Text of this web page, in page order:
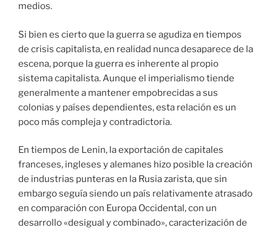
medios.
Si bien es cierto que la guerra se agudiza en tiempos
de crisis capitalista, en realidad nunca desaparece de la
escena, porque la guerra es inherente al propio
sistema capitalista. Aunque el imperialismo tiende
generalmente a mantener empobrecidas a sus
colonias y países dependientes, esta relación es un
poco más compleja y contradictoria.
En tiempos de Lenin, la exportación de capitales
franceses, ingleses y alemanes hizo posible la creación
de industrias punteras en la Rusia zarista, que sin
embargo seguía siendo un país relativamente atrasado
en comparación con Europa Occidental, con un
desarrollo «desigual y combinado», caracterización de